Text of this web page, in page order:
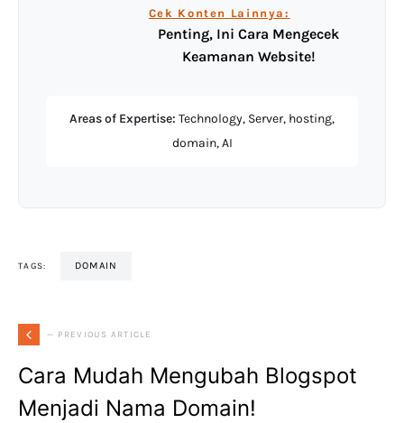
Cek Konten Lainnya:
Penting, Ini Cara Mengecek
Keamanan Website!
Areas of Expertise: Technology, Server, hosting,
domain, AI
TAGS: DOMAIN
— PREVIOUS ARTICLE
Cara Mudah Mengubah Blogspot
Menjadi Nama Domain!